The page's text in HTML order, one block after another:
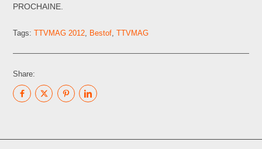
PROCHAINE.
Tags:TTVMAG 2012 Bestof ,TTVMAG
Share: